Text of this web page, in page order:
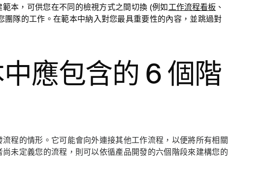
本，可供您在不同的檢視方式之間切換 (例如工作流程看板、
團隊的工作。在範本中納入對您最具重要性的內容，並跳過對
應包含的 6 個階
程的情形。它可能會向外連接其他工作流程，以便將所有相關
未定義您的流程，則可以依循產品開發的六個階段來建構您的